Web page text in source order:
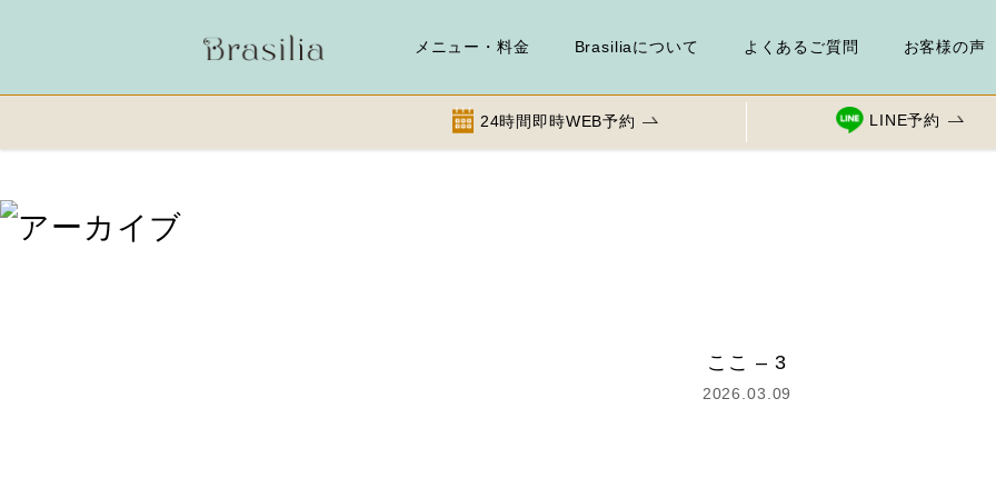
Skip
メニュー・料金 Brasiliaについて よくあるご質問 お客様の声
24時間 即時WEB予約 LINE予約
ここ – 3
2026.03.09